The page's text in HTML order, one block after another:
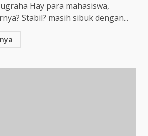
Hay para mahasiswa,
Stabil? masih sibuk dengan...